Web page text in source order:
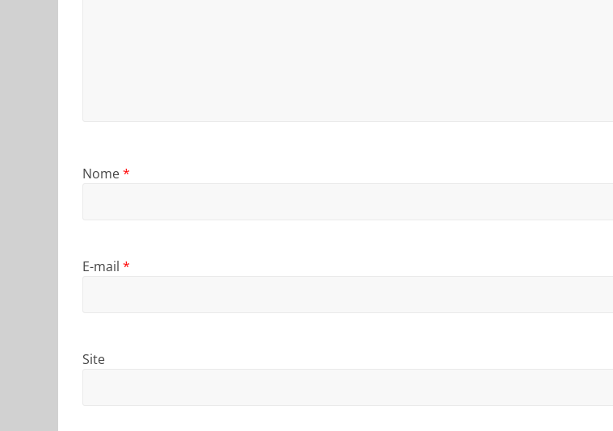
Nome*
E-mail *
Site